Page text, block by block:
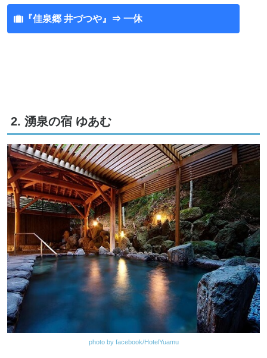
『佳泉郷 井づつや』⇒ 一休
2. 湧泉の宿 ゆあむ
photo by facebook/HotelYuamu